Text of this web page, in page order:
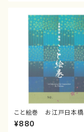
こと絵巻 お江戸日本橋
¥880